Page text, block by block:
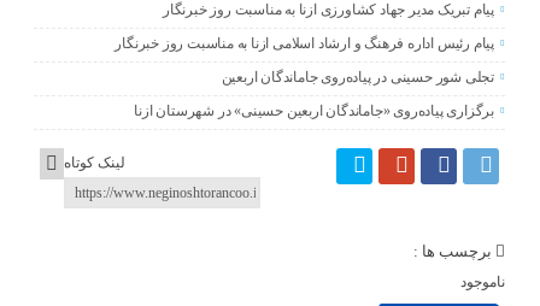
پیام تبریک مدیر جهاد کشاورزی ازنا به مناسبت روز خبرنگار
پیام رئیس اداره فرهنگ و ارشاد اسلامی ازنا به مناسبت روز خبرنگار
تجلی شور حسینی در پیاده‌روی جاماندگان اربعین
برگزاری پیاده‌روی «جاماندگان اربعین حسینی» در شهرستان ازنا
لینک کوتاه
برچسب ها :
ناموجود